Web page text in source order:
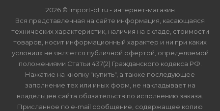
2026 © Import-bt.ru - интернет-магазин
Вся представленная на сайте информация, касающаяся
технических характеристик, наличия на складе, стоимости
товаров, носит информационный характер и ни при каких
условиях не является публичной офертой, определяемой
положениями Статьи 437(2) Гражданского кодекса РФ.
Нажатие на кнопку "купить", а также последующее
заполнение тех или иных форм, не накладывает на
владельцев сайта обязательств по исполнению заказа.
Присланное по e-mail сообщение, содержащее копию